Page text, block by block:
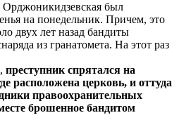
был
на понедельник. Причем, это
двух лет назад бандиты
из гранатомета. На этот раз
преступник спрятался на
расположена церковь, и оттуда
правоохранительных
брошенное бандитом